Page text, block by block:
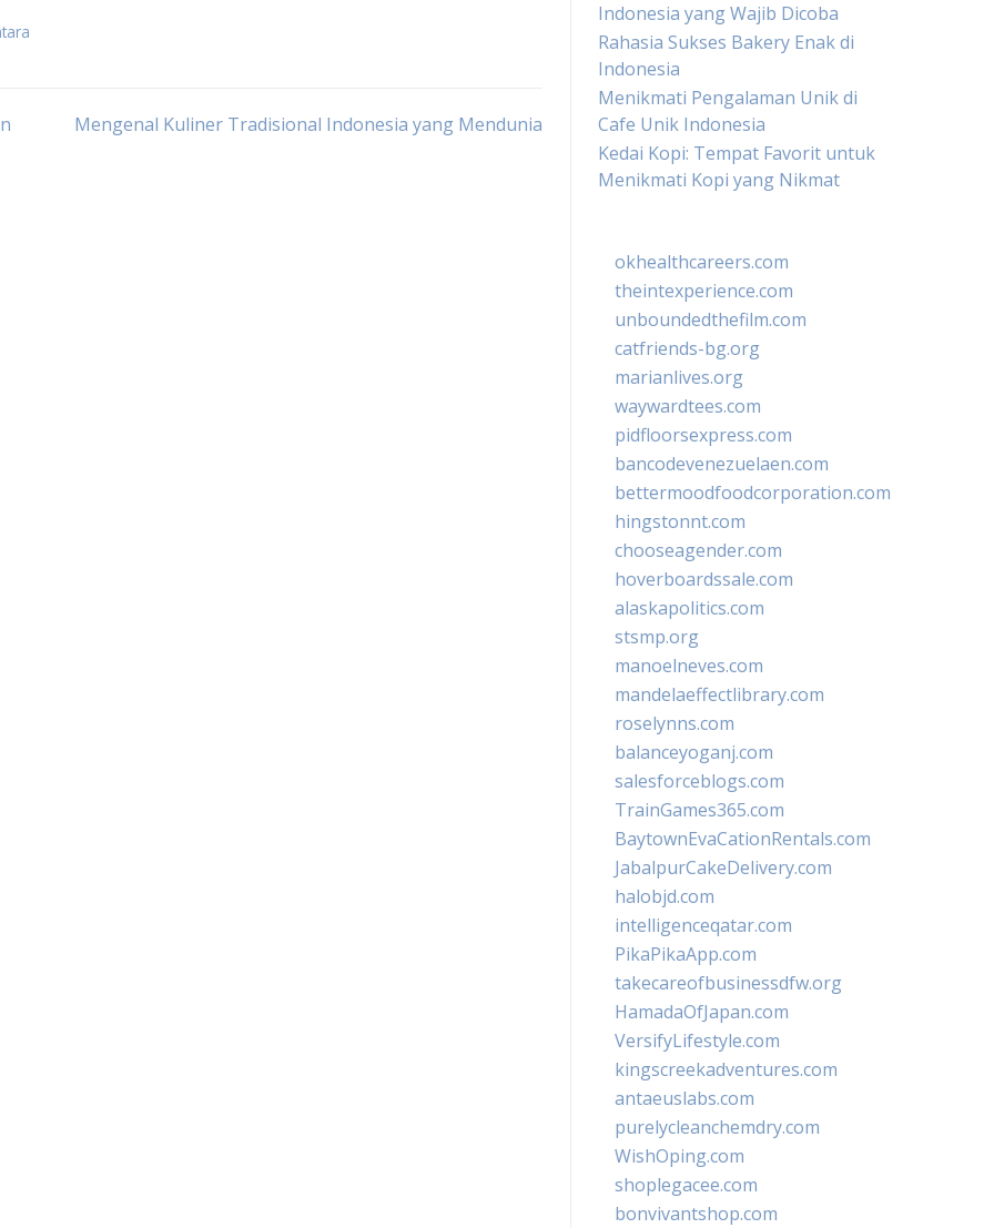
Mengenal Kuliner Tradisional Indonesia yang Mendunia
Indonesia yang Wajib Dicoba
Rahasia Sukses Bakery Enak di
Indonesia
Menikmati Pengalaman Unik di
Cafe Unik Indonesia
Kedai Kopi: Tempat Favorit untuk
Menikmati Kopi yang Nikmat
okhealthcareers.com
theintexperience.com
unboundedthefilm.com
catfriends-bg.org
marianlives.org
waywardtees.com
pidfloorsexpress.com
bancodevenezuelaen.com
bettermoodfoodcorporation.com
hingstonnt.com
chooseagender.com
hoverboardssale.com
alaskapolitics.com
stsmp.org
manoelneves.com
mandelaeffectlibrary.com
roselynns.com
balanceyoganj.com
salesforceblogs.com
TrainGames365.com
BaytownEvaCationRentals.com
JabalpurCakeDelivery.com
halobjd.com
intelligenceqatar.com
PikaPikaApp.com
takecareofbusinessdfw.org
HamadaOfJapan.com
VersifyLifestyle.com
kingscreekadventures.com
antaeuslabs.com
purelycleanchemdry.com
WishOping.com
shoplegacee.com
bonvivantshop.com